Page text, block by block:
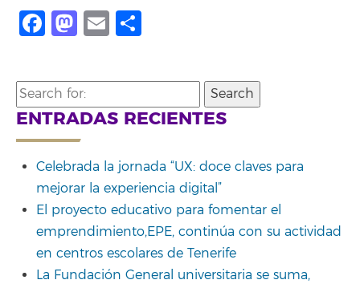
Facebook
Mastodon
Email
Search
for:
ENTRADAS RECIENTES
Celebrada la jornada “UX: doce claves para
mejorar la experiencia digital”
El proyecto educativo para fomentar el
emprendimiento,EPE, continúa con su actividad
en centros escolares de Tenerife
La Fundación General universitaria se suma,